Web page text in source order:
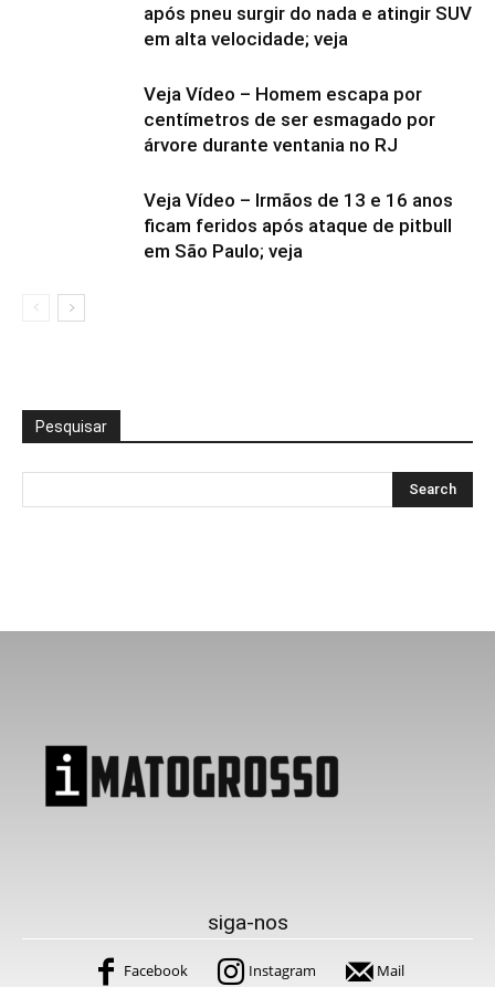
após pneu surgir do nada e atingir SUV
em alta velocidade; veja
Veja Vídeo – Homem escapa por
centímetros de ser esmagado por
árvore durante ventania no RJ
Veja Vídeo – Irmãos de 13 e 16 anos
ficam feridos após ataque de pitbull
em São Paulo; veja
Pesquisar
siga-nos
Facebook Instagram Mail